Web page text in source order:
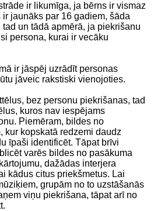
ir likumīga, ja bērns ir vismaz
jaunāks par 16 gadiem, šāda
un tādā apmērā, ja piekrišanu
persona, kurai ir vecāku
ir jāspēj uzrādīt personas
jāveic rakstiski vienojoties.
bez personu piekrišanas, tad
kuros nav iespējams
Piemēram, bildes no
kur kopskatā redzemi daudz
īpaši identificēt. Tāpat brīvi
varēs bildes no pasākuma
dažādas interjera
kādus citus priekšmetus. Lai
grupām no to uzstāšanās
viņu piekrišana, tāpat arī no